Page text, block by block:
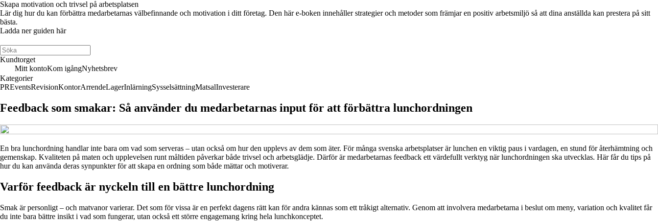
Skapa motivation och trivsel på arbetsplatsen
Lär dig hur du kan förbättra medarbetarnas välbefinnande och motivation i ditt företag. Den här e-boken innehåller strategier och metoder som främjar en positiv arbetsmiljö så att dina anställda kan prestera på sitt
bästa.
Ladda ner guiden här
Kundtorget
Mitt kontoKom igångNyhetsbrev
Kategorier
PREventsRevisionKontorArrendeLagerInlärningSysselsättningMatsalInvesterare
Feedback som smakar: Så använder du medarbetarnas input för att förbättra lunchordningen
En bra lunchordning handlar inte bara om vad som serveras – utan också om hur den upplevs av dem som äter. För många svenska arbetsplatser är lunchen en viktig paus i vardagen, en stund för återhämtning och
gemenskap. Kvaliteten på maten och upplevelsen runt måltiden påverkar både trivsel och arbetsglädje. Därför är medarbetarnas feedback ett värdefullt verktyg när lunchordningen ska utvecklas. Här får du tips på
hur du kan använda deras synpunkter för att skapa en ordning som både mättar och motiverar.
Varför feedback är nyckeln till en bättre lunchordning
Smak är personligt – och matvanor varierar. Det som för vissa är en perfekt dagens rätt kan för andra kännas som ett tråkigt alternativ. Genom att involvera medarbetarna i beslut om meny, variation och kvalitet får
du inte bara bättre insikt i vad som fungerar, utan också ett större engagemang kring hela lunchkonceptet.